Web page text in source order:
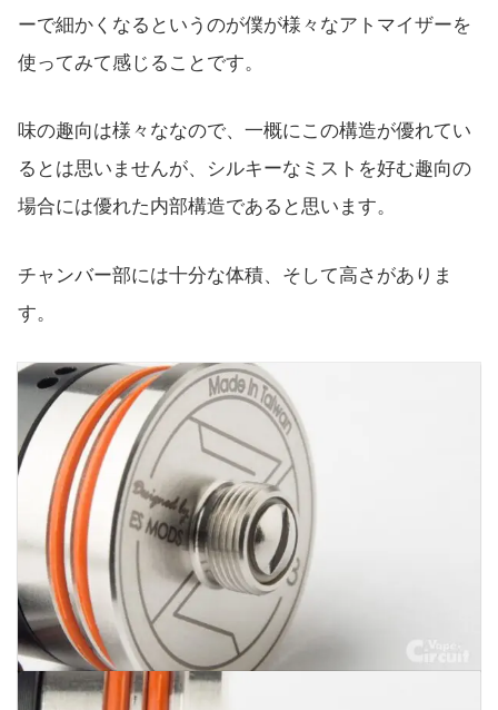
ーで細かくなるというのが僕が様々なアトマイザーを
使ってみて感じることです。
味の趣向は様々ななので、一概にこの構造が優れてい
るとは思いませんが、シルキーなミストを好む趣向の
場合には優れた内部構造であると思います。
チャンバー部には十分な体積、そして高さがありま
す。